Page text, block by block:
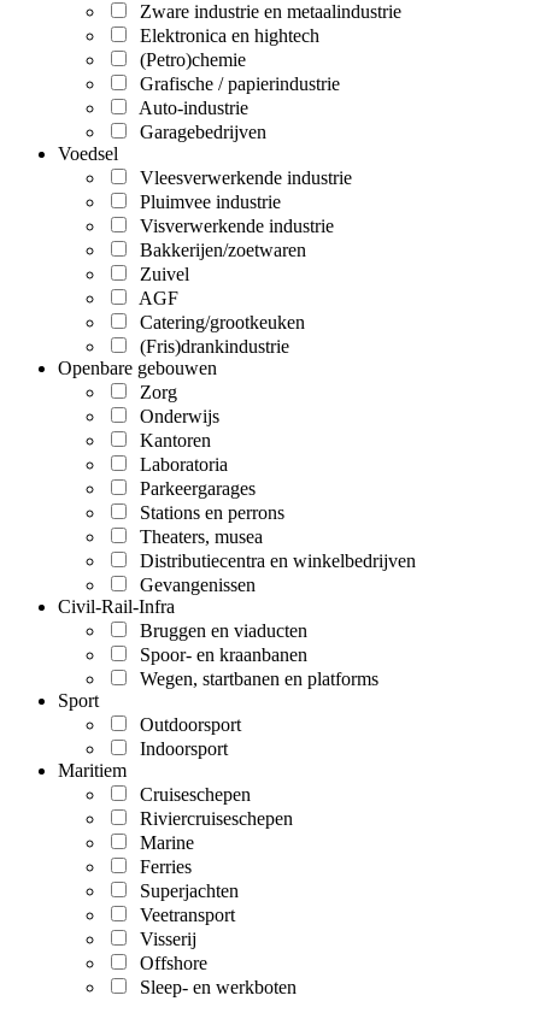
Zware industrie en metaalindustrie
Elektronica en hightech
(Petro)chemie
Grafische / papierindustrie
Auto-industrie
Garagebedrijven
Voedsel
Vleesverwerkende industrie
Pluimvee industrie
Visverwerkende industrie
Bakkerijen/zoetwaren
Zuivel
AGF
Catering/grootkeuken
(Fris)drankindustrie
Openbare gebouwen
Zorg
Onderwijs
Kantoren
Laboratoria
Parkeergarages
Stations en perrons
Theaters, musea
Distributiecentra en winkelbedrijven
Gevangenissen
Civil-Rail-Infra
Bruggen en viaducten
Spoor- en kraanbanen
Wegen, startbanen en platforms
Sport
Outdoorsport
Indoorsport
Maritiem
Cruiseschepen
Riviercruiseschepen
Marine
Ferries
Superjachten
Veetransport
Visserij
Offshore
Sleep- en werkboten